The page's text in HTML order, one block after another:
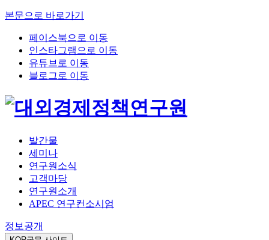
본문으로 바로가기
페이스북으로 이동
인스타그램으로 이동
유튜브로 이동
블로그로 이동
발간물
세미나
연구원소식
고객마당
연구원소개
APEC 연구컨소시엄
정보공개